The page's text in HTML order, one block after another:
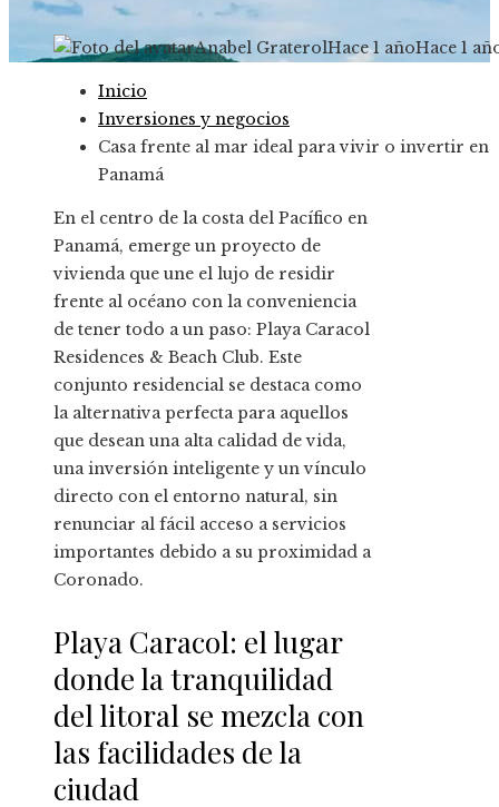
Anabel GraterolHace 1 añoHace 1
Inicio
Inversiones y negocios
Casa frente al mar ideal para vivir o invertir en
Panamá
En el centro de la costa del Pacífico en
Panamá, emerge un proyecto de
vivienda que une el lujo de residir
frente al océano con la conveniencia
de tener todo a un paso: Playa Caracol
Residences & Beach Club. Este
conjunto residencial se destaca como
la alternativa perfecta para aquellos
que desean una alta calidad de vida,
una inversión inteligente y un vínculo
directo con el entorno natural, sin
renunciar al fácil acceso a servicios
importantes debido a su proximidad a
Coronado.
Playa Caracol: el lugar
donde la tranquilidad
del litoral se mezcla con
las facilidades de la
ciudad